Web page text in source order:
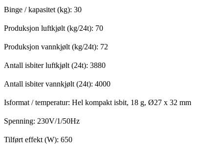
Binge / kapasitet (kg): 30
Produksjon luftkjølt (kg/24t): 70
Produksjon vannkjølt (kg/24t): 72
Antall isbiter luftkjølt (24t): 3880
Antall isbiter vannkjølt (24t): 4000
Isformat / temperatur: Hel kompakt isbit, 18 g, Ø27 x 32 mm
Spenning: 230V/1/50Hz
Tilført effekt (W): 650